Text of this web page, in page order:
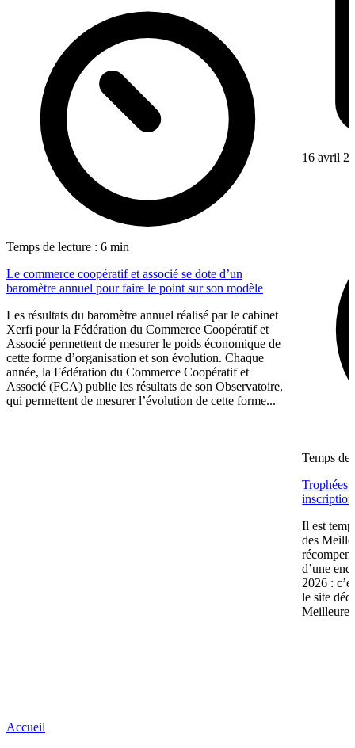
Temps de lecture : 6 min
Le commerce coopératif et associé se dote d’un
baromètre annuel pour faire le point sur son modèle
Les résultats du baromètre annuel réalisé par le cabinet
Xerfi pour la Fédération du Commerce Coopératif et
Associé permettent de mesurer le poids économique de
cette forme d’organisation et son évolution. Chaque
année, la Fédération du Commerce Coopératif et
Associé (FCA) publie les résultats de son Observatoire,
qui permettent de mesurer l’évolution de cette forme...
16 avril
Temps de
Trophées
Il est
des
d’une
2026 :
le site
Accueil